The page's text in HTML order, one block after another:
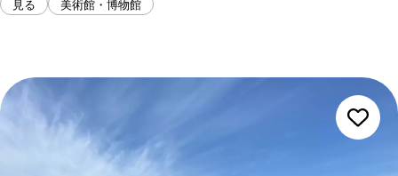
見る 美術館・博物館